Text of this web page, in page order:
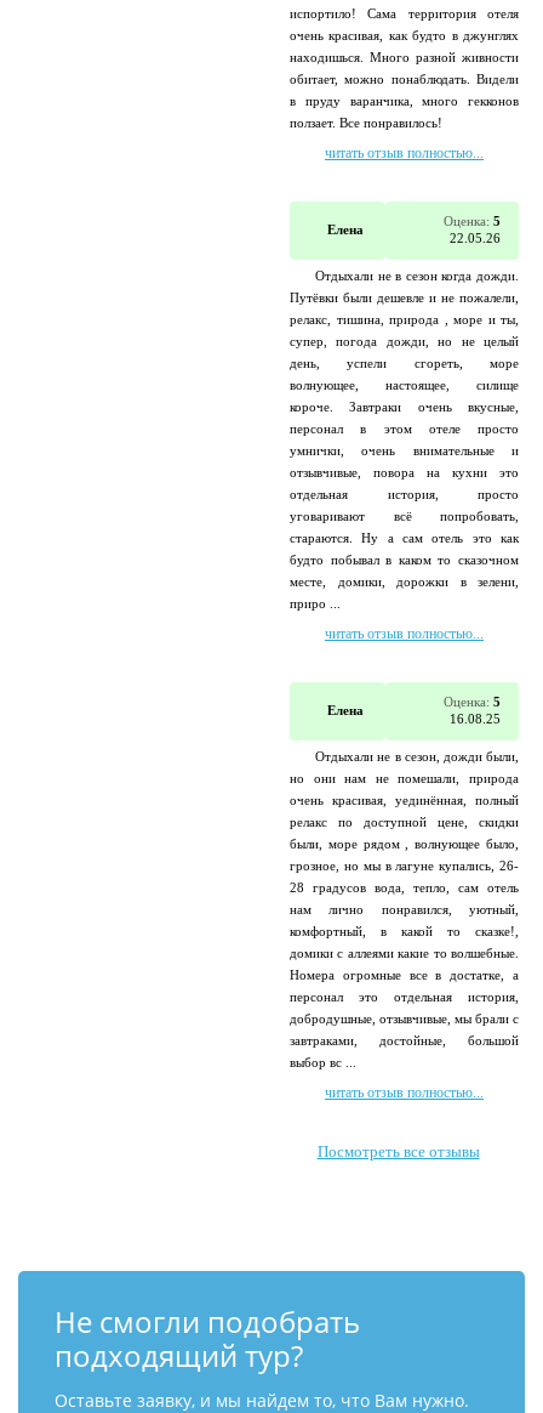
испортило! Сама территория отеля
очень красивая, как будто в джунглях
находишься. Много разной живности
обитает, можно понаблюдать. Видели
в пруду варанчика, много гекконов
ползает. Все понравилось!
читать отзыв полностью...
Елена
Оценка: 5
22.05.26
Отдыхали не в сезон когда дожди.
Путёвки были дешевле и не пожалели,
релакс, тишина, природа , море и ты,
супер, погода дожди, но не целый
день, успели сгореть, море
волнующее, настоящее, силище
короче. Завтраки очень вкусные,
персонал в этом отеле просто
умнички, очень внимательные и
отзывчивые, повора на кухни это
отдельная история, просто
уговаривают всё попробовать,
стараются. Ну а сам отель это как
будто побывал в каком то сказочном
месте, домики, дорожки в зелени,
приро ...
читать отзыв полностью...
Елена
Оценка: 5
16.08.25
Отдыхали не в сезон, дожди были,
но они нам не помешали, природа
очень красивая, уединённая, полный
релакс по доступной цене, скидки
были, море рядом , волнующее было,
грозное, но мы в лагуне купались, 26-
28 градусов вода, тепло, сам отель
нам лично понравился, уютный,
комфортный, в какой то сказке!,
домики с аллеями какие то волшебные.
Номера огромные все в достатке, а
персонал это отдельная история,
добродушные, отзывчивые, мы брали с
завтраками, достойные, большой
выбор вс ...
читать отзыв полностью...
Посмотреть все отзывы
Не смогли подобрать
подходящий тур?
Оставьте заявку, и мы найдем то, что Вам нужно.